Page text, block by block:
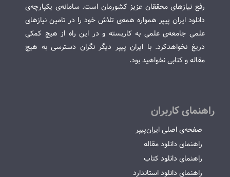
رفع نیازهای محققان عزیز کشورمان است. سامانه‌ی یکپارچه‌ی
دانلود ایران پیپر همواره همه‌ی تلاش خود را در تامین نیازهای
علمی جامعه‌ی علمی به کاربسته و در این راه از هیچ کمکی
دریغ نخواهدکرد. با ایران پیپر دیگر نگران دسترسی به هیچ
مقاله و کتابی نخواهید بود.
راهنمای کاربران
صفحه‌ی اصلی ایران‌پیپر
راهنمای دانلود مقاله
راهنمای دانلود کتاب
راهنمای دانلود استاندارد